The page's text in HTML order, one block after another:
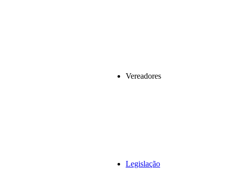
Vereadores
Legislação